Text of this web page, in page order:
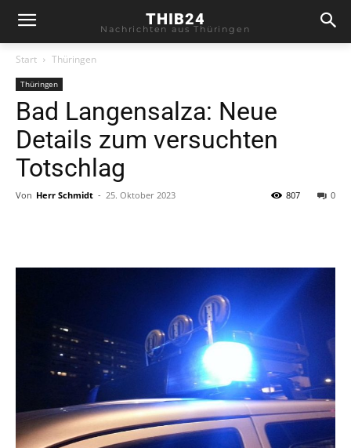
THIB24
Nachrichten aus Thüringen
Start Thüringen
Thüringen
Bad Langensalza: Neue
Details zum versuchten
Totschlag
Von Herr Schmidt - 25. Oktober 2023 0
807